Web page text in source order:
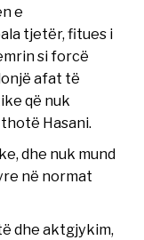
e
tjetër, fitues i
si forcë
afat të
që nuk
Hasani.
dhe nuk mund
në normat
dhe aktgjykim,